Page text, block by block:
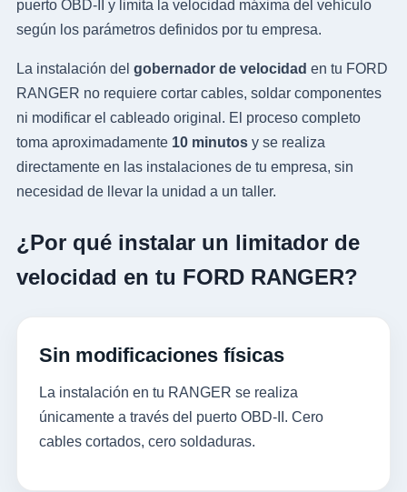
puerto OBD-II y limita la velocidad máxima del vehículo
según los parámetros definidos por tu empresa.
La instalación del gobernador de velocidad en tu FORD
RANGER no requiere cortar cables, soldar componentes
ni modificar el cableado original. El proceso completo
toma aproximadamente 10 minutosy se realiza
directamente en las instalaciones de tu empresa, sin
necesidad de llevar la unidad a un taller.
¿Por qué instalar un limitador de
velocidad en tu FORD RANGER?
Sin modificaciones físicas
La instalación en tu RANGER se realiza
únicamente a través del puerto OBD-II. Cero
cables cortados, cero soldaduras.